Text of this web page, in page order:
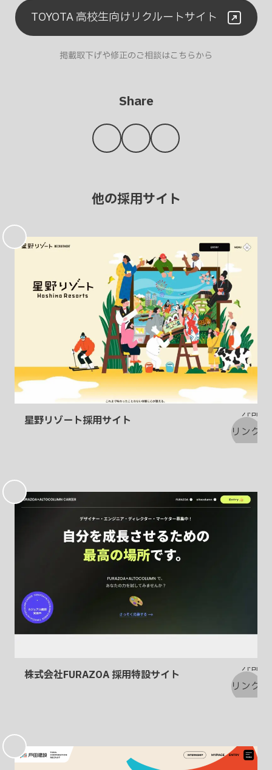
TOYOTA 高校生向けリクルートサイト
掲載取下げや修正のご相談はこちらから
Share
他の採用サイト
星野リゾート採用サイト
気
入
株式会社FURAZOA 採用特設サイト
気
入
気
入